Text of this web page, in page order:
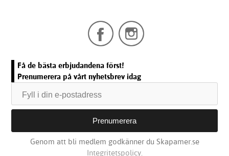
Få de bästa erbjudandena först!
Prenumerera på vårt nyhetsbrev idag
Genom att bli medlem godkänner du Skapamer.se
Integritetspolicy.